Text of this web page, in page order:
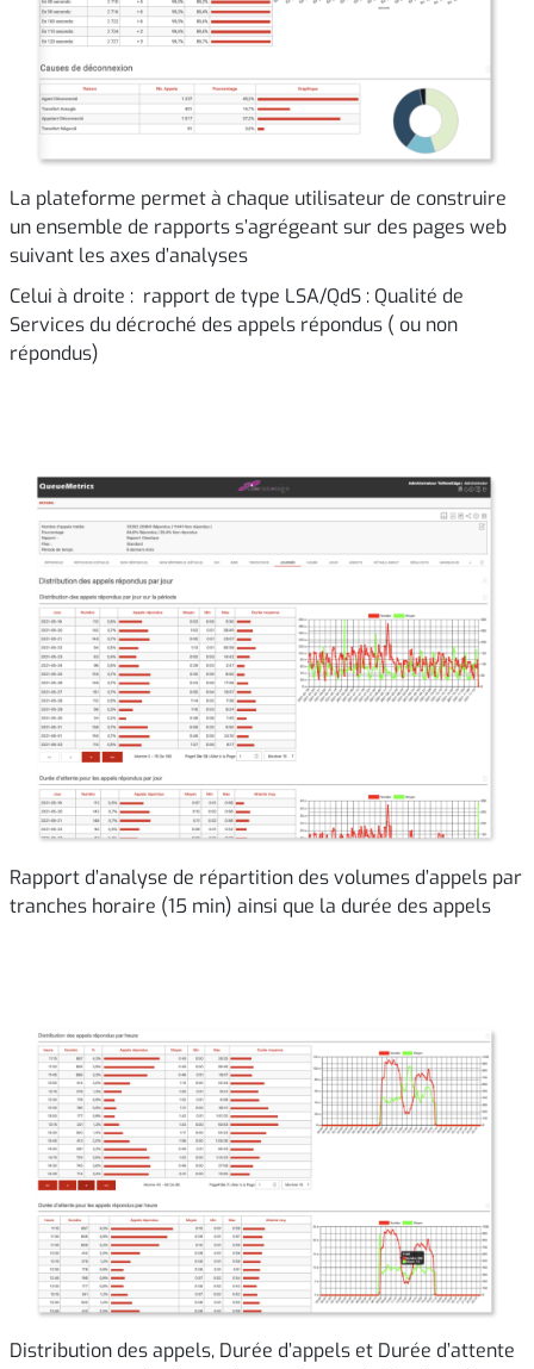
La plateforme permet à chaque utilisateur de construire
un ensemble de rapports s’agrégeant sur des pages web
suivant les axes d’analyses
Celui à droite : rapport de type LSA/QdS : Qualité de
Services du décroché des appels répondus ( ou non
répondus)
Rapport d’analyse de répartition des volumes d’appels par
tranches horaire (15 min) ainsi que la durée des appels
Distribution des appels, Durée d’appels et Durée d’attente